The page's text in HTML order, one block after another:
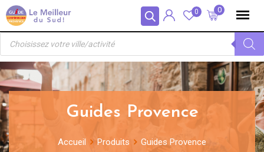
Panneau de gestion des cookies
Skip
to
content
0
0
Recherche
produits
Guides Provence
Accueil Produits Guides Provence